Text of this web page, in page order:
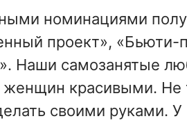
номинациями
проект», «Бьюти-
Наши самозанятые
женщин красивыми. Не
своими руками. У